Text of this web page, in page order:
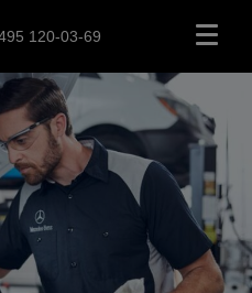
120-03-69